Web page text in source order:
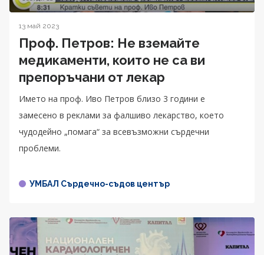
13 май 2023
Проф. Петров: Не вземайте
медикаменти, които не са ви
препоръчани от лекар
Името на проф. Иво Петров близо 3 години е
замесено в реклами за фалшиво лекарство, което
чудодейно „помага“ за всевъзможни сърдечни
проблеми.
УМБАЛ Сърдечно-съдов център